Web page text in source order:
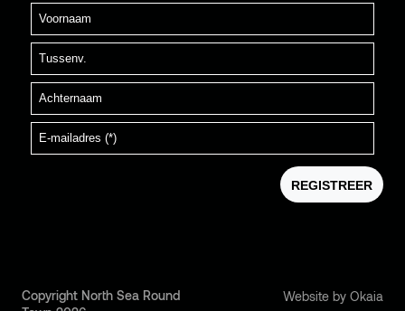
Copyright North Sea Round
Website by Okaia